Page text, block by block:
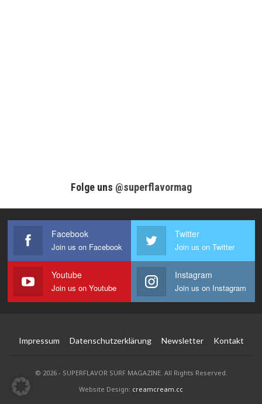
Folge uns @superflavormag
Facebook
Join us on Facebook
Twitter
Join us on Twitter
Youtube
Join us on Youtube
Instagram
Join us on Instagram
Impressum Datenschutzerklärung Newsletter Kontakt
© 2026 - SUPERFLAVOR SURF MAGAZINE. All Rights Reserved.
Website Design: creamcream.cc